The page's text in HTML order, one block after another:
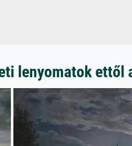
lenyomatok ettől